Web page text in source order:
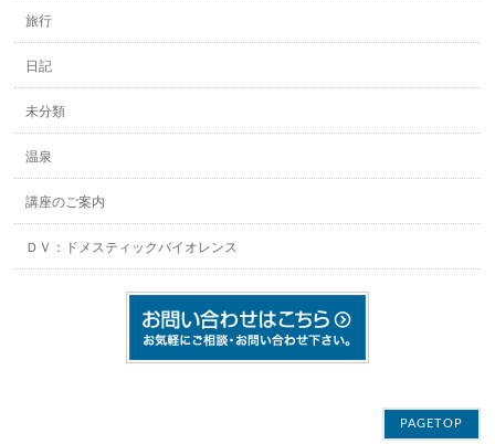
旅行
日記
未分類
温泉
講座のご案内
ＤＶ：ドメスティックバイオレンス
PAGETOP